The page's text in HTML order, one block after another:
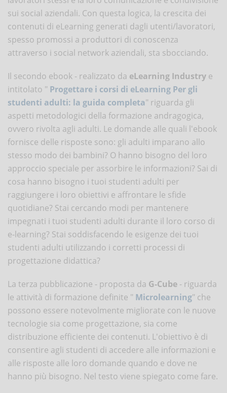
sui social aziendali. Con questa logica, la crescita dei
contenuti di eLearning generati dagli utenti/lavoratori,
spesso promossi a produttori di conoscenza
attraverso i social network aziendali, sta sbocciando.
Il secondo ebook - realizzato da eLearning Industry e
intitolato " Progettare i corsi di eLearning Per gli
studenti adulti: la guida completa" riguarda gli
aspetti metodologici della formazione andragogica,
ovvero rivolta agli adulti. Le domande alle quali l'ebook
fornisce delle risposte sono: gli adulti imparano allo
stesso modo dei bambini? O hanno bisogno del loro
approccio speciale per assorbire le informazioni? Sai di
cosa hanno bisogno i tuoi studenti adulti per
raggiungere i loro obiettivi e affrontare le sfide
quotidiane? Stai cercando modi per mantenere
impegnati i tuoi studenti adulti durante il loro corso di
e-learning? Stai soddisfacendo le esigenze dei tuoi
studenti adulti utilizzando i corretti processi di
progettazione didattica?
La terza pubblicazione - proposta da G-Cube - riguarda
le attività di formazione definite " Microlearning" che
possono essere notevolmente migliorate con le nuove
tecnologie sia come progettazione, sia come
distribuzione efficiente dei contenuti. L'obiettivo è di
consentire agli studenti di accedere alle informazioni e
alle risposte alle loro domande quando e dove ne
hanno più bisogno. Nel testo viene spiegato come fare.